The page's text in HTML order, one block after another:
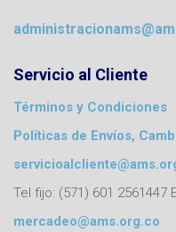
Servicio al Cliente
Términos y Condiciones
Políticas de Envíos,
Tel fijo: (571) 601 2561447
mercadeo@ams.org.co